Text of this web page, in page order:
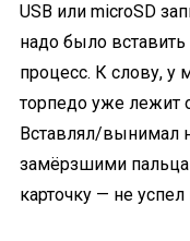
USB или microSD
надо было вставить
процесс. К слову, у
торпедо уже лежит
Вставлял/вынимал
замёрзшими
карточку — не успел